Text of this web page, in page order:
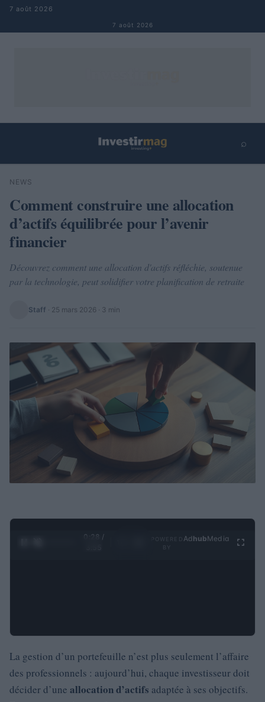
Aller au contenu
7 août 2026
7 août 2026
⌕
Rechercher
NEWS
Comment construire une allocation
d’actifs équilibrée pour l’avenir
financier
Découvrez comment une allocation d'actifs réfléchie, soutenue
par la technologie, peut solidifier votre planification de retraite
Staff · 25 mars 2026 · 3 min
0:29 /
Ad hubMedia
La gestion d’un portefeuille n’est plus seulement l’affaire
des professionnels : aujourd’hui, chaque investisseur doit
décider d’une allocation d’actifs adaptée à ses objectifs.